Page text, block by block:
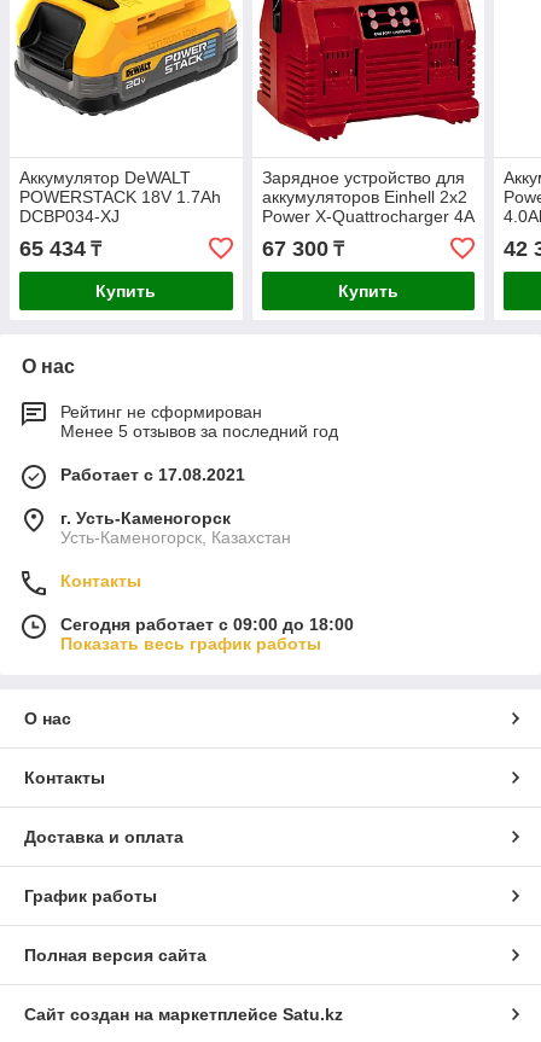
Аккумулятор DeWALT
POWERSTACK 18V 1.7Ah
DCBP034-XJ
65 434 ₸
Купить
Зарядное устройство для
аккумуляторов Einhell 2x2
Power X-Quattrocharger 4A
67 300₸
Купить
42
О нас
Рейтинг не сформирован
Менее 5 отзывов за последний год
Работает с 17.08.2021
г. Усть-Каменогорск
Усть-Каменогорск, Казахстан
Контакты
Сегодня работает с 09:00 до 18:00
Показать весь график работы
О нас
Контакты
Доставка и оплата
График работы
Полная версия сайта
Сайт создан на маркетплейсе Satu.kz